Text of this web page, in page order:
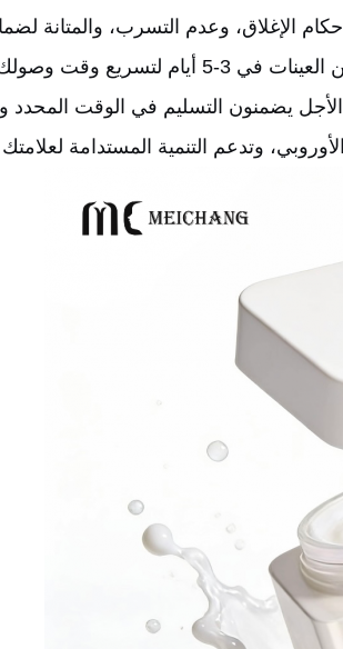
الإغلاق، وعدم التسرب، والمتانة
يضمنون التسليم في الوقت المحدد
وتدعم التنمية المستدامة لعلامتك